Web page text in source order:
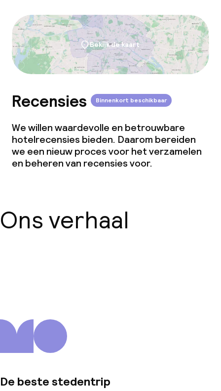
Vergaderruimte
Beleid
dan de 5 kg)
Grote huisdieren toegestaan (meer
dan 5 kg)
Bekijk de kaart
Recensies Binnenkort beschikbaar
We willen waardevolle en betrouwbare
hotelrecensies bieden. Daarom bereiden
we een nieuw proces voor het verzamelen
en beheren van recensies voor.
Ons verhaal
De beste stedentrip